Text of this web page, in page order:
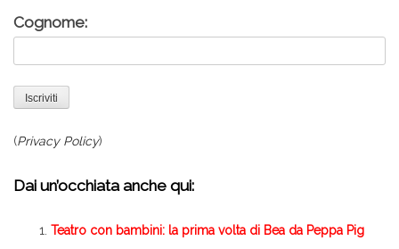
Cognome:
(Privacy Policy)
Dai un’occhiata anche qui:
Teatro con bambini: la prima volta di Bea da Peppa Pig